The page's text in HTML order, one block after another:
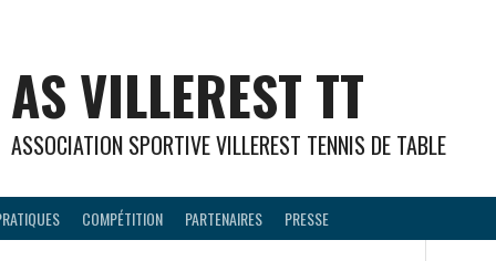
AS VILLEREST TT
ASSOCIATION SPORTIVE VILLEREST TENNIS DE TABLE
COMPÉTITION PARTENAIRES PRESSE